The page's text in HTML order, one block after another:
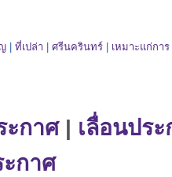
ที่เปล่า ศรีนครินทร์ เหมาะแก่การ
ะกาศ| เลื่อนปร
กาศ